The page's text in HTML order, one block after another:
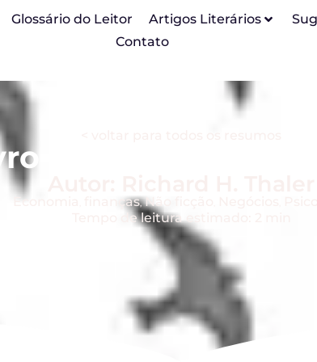
Glossário do Leitor Artigos Literários
Contato
Misbehaving,
Economia finanças, Não ficção
Tempo de leitura estimado: 2 min